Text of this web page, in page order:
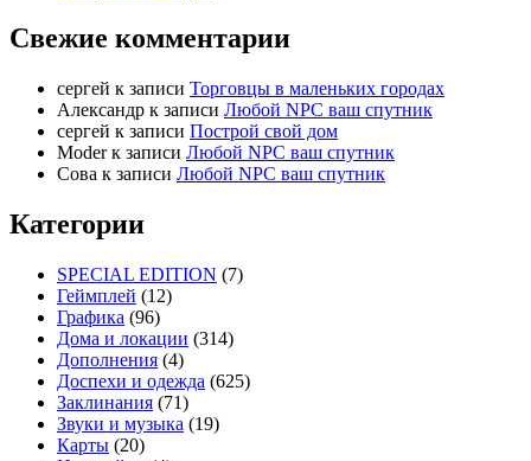
Свежие комментарии
cергей к записи Торговцы в маленьких городах
Александр к записи Любой NPC ваш спутник
cергей к записи Построй свой дом
Moderк записи Любой NPC ваш спутник
Сова к записи Любой NPC ваш спутник
Категории
SPECIAL EDITION (7)
Геймплей (12)
Графика (96)
Дома и локации (314)
Дополнения (4)
Доспехи и одежда (625)
Заклинания (71)
Звуки и музыка (19)
Карты (20)